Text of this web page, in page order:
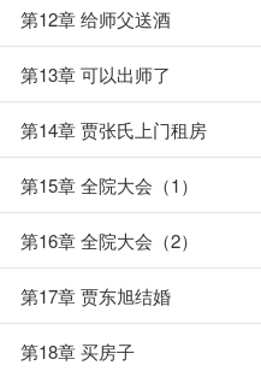
第12章 给师父送酒
第13章 可以出师了
第14章 贾张氏上门租房
第15章 全院大会（1）
第16章 全院大会（2）
第17章 贾东旭结婚
第18章 买房子